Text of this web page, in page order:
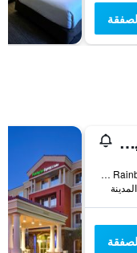
سونيستا سيليكت لاس فيجاس سامرلين
1901 North Rainbow Boulevard, لاس فيغاس, NV, الولايات المتحدة الأميريكية